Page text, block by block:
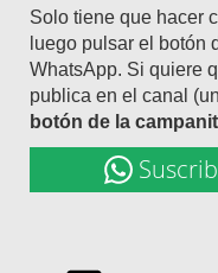
Solo tiene que hacer
luego pulsar el botón
WhatsApp. Si quiere
publica en el canal
botón de la